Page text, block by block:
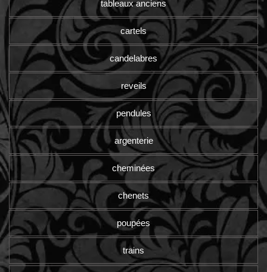
tableaux anciens
cartels
candelabres
reveils
pendules
argenterie
cheminées
chenets
poupées
trains